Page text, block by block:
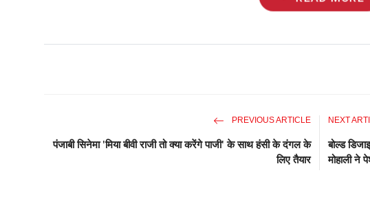
PREVIOUS ARTICLE
पंजाबी सिनेमा 'मिया बीवी राजी तो क्या करेंगे पाजी' के साथ हंसी के दंगल के
लिए तैयार
NEXT
बोल्ड
मोहाली ने